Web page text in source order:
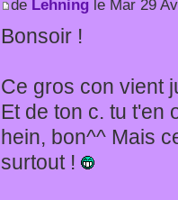
de Lehningle Mar 29
Bonsoir !
Ce gros con vient
Et de ton c. tu t'en
hein, bon^^ Mais
surtout !